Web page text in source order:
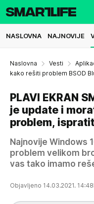
NASLOVNA NAJNOVIJE
Naslovna Vesti
kako rešiti problem BSOD
PLAVI EKRAN
je update i
problem,
Najnovije Windows
problem velikom
vas tako imamo
Objavljeno 14.03.2021.